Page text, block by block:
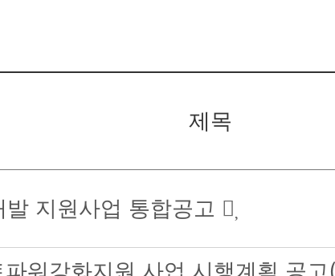
제목
지원사업 통합공고
워강화지원 사업 시행계획 공